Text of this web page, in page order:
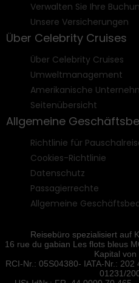
Verwalten Sie Ihre
Unsere Versicherungen
Über Celebrity Cruises
Über Celebrity Cruises
Umweltmanagement
Amerikanische
Seitenübersicht
Allgemeine
Richtlinie für
Cookies-Richtlinie
Datenschutz
Passagierrechte
Allgemeine
Reisebüro spezialisiert auf
16 rue du gabian Les flots bleus
Kapital
RCI-Nr.: 05S04380- IATA-Nr.:
01231/